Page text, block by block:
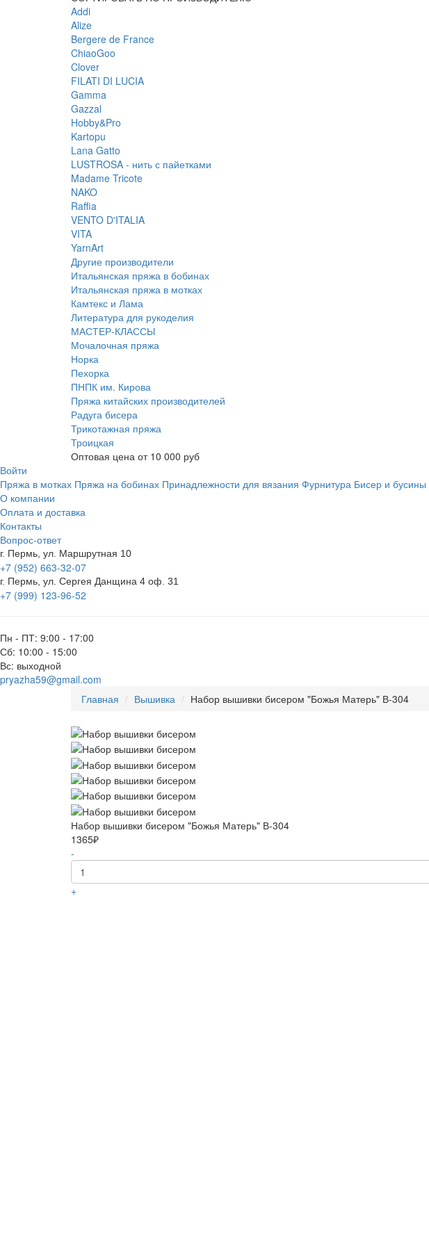
Addi
Alize
Bergere de France
ChiaoGoo
Clover
FILATI DI LUCIA
Gamma
Gazzal
Hobby&Pro
Kartopu
Lana Gatto
LUSTROSA - нить с пайетками
Madame Tricote
NAKO
Raffia
VENTO D'ITALIA
VITA
YarnArt
Другие производители
Итальянская пряжа в бобинах
Итальянская пряжа в мотках
Камтекс и Лама
Литература для рукоделия
МАСТЕР-КЛАССЫ
Мочалочная пряжа
Норка
Пехорка
ПНПК им. Кирова
Пряжа китайских производителей
Радуга бисера
Трикотажная пряжа
Троицкая
Оптовая цена от 10 000 руб
Войти
Пряжа в мотках Пряжа на бобинах Принадлежности для вязания Фурнитура Бисер и бусины
О компании
Оплата и доставка
Контакты
Вопрос-ответ
г. Пермь, ул. Маршрутная 10
+7 (952) 663-32-07
г. Пермь, ул. Сергея Данщина 4 оф. 31
+7 (999) 123-96-52
Пн - ПТ: 9:00 - 17:00
Сб: 10:00 - 15:00
Вс: выходной
pryazha59@gmail.com
Главная
Вышивка Набор вышивки бисером "Божья Матерь" В-304
Набор вышивки бисером "Божья Матерь" В-304
1365₽
-
+